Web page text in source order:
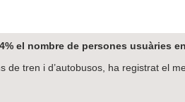
el nombre de persones usuàries
de tren i d’autobusos, ha registrat el